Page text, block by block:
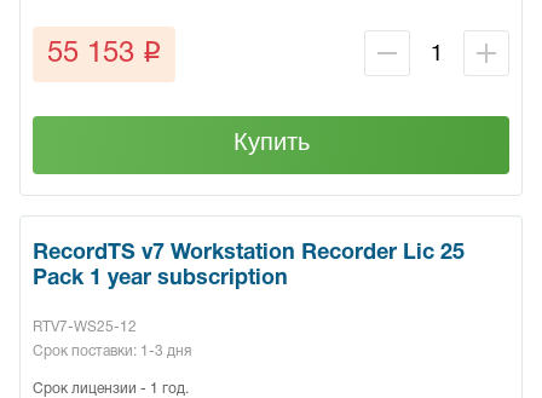
55 153 q
Купить
RecordTS v7 Workstation Recorder Lic 25
Pack 1 year subscription
RTV7-WS25-12
Срок поставки: 1-3 дня
Срок лицензии - 1 год.